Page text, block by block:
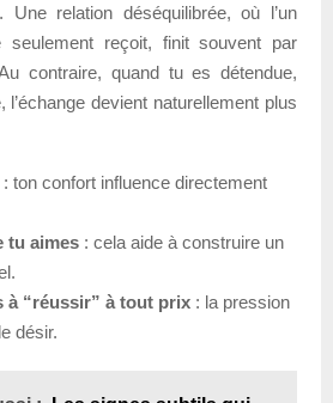
Une relation déséquilibrée, où l’un
seulement reçoit, finit souvent par
contraire, quand tu es détendue,
l’échange devient naturellement plus
: ton confort influence directement
tu aimes : cela aide à construire un
à “réussir” à tout prix : la pression
désir.